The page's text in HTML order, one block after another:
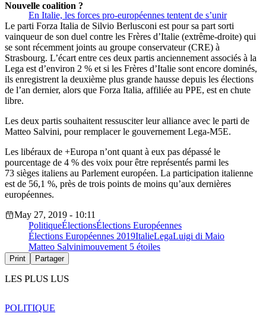
En Italie, les forces pro-européennes tentent de s’unir
Nouvelle coalition ?
Le parti Forza Italia de Silvio Berlusconi est pour sa part sorti
vainqueur de son duel contre les Frères d’Italie (extrême-droite) qui
se sont récemment joints au groupe conservateur (CRE) à
Strasbourg. L’écart entre ces deux partis anciennement associés à la
Lega est d’environ 2 % et si les Frères d’Italie sont encore dominés,
ils enregistrent la deuxième plus grande hausse depuis les élections
de l’an dernier, alors que Forza Italia, affiliée au PPE, est en chute
libre.
Les deux partis souhaitent ressusciter leur alliance avec le parti de
Matteo Salvini, pour remplacer le gouvernement Lega-M5E.
Les libéraux de +Europa n’ont quant à eux pas dépassé le
pourcentage de 4 % des voix pour être représentés parmi les
73 sièges italiens au Parlement européen. La participation italienne
est de 56,1 %, près de trois points de moins qu’aux dernières
européennes.
May 27, 2019 - 10:11
PolitiqueÉlectionsÉlections Européennes
Élections Européennes 2019ItalieLegaLuigi di Maio
Matteo Salvinimouvement 5 étoiles
Print Partager
LES PLUS LUS
POLITIQUE